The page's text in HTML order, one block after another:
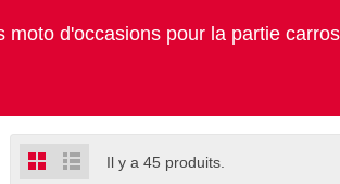
moto d'occasions pour la partie
Il y a 45 produits.